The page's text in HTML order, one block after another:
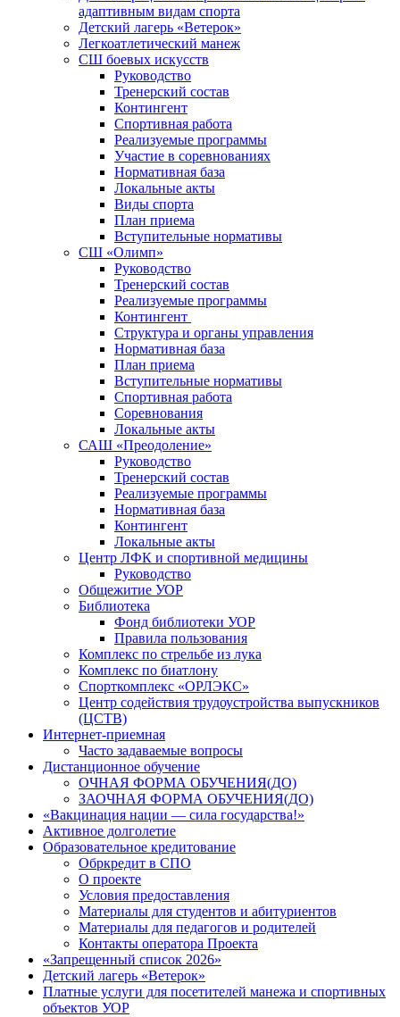
адаптивным видам спорта
Детский лагерь «Ветерок»
Легкоатлетический манеж
СШ боевых искусств
Руководство
Тренерский состав
Контингент
Спортивная работа
Реализуемые программы
Участие в соревнованиях
Нормативная база
Локальные акты
Виды спорта
План приема
Вступительные нормативы
СШ «Олимп»
Руководство
Тренерский состав
Реализуемые программы
Контингент
Структура и органы управления
Нормативная база
План приема
Вступительные нормативы
Спортивная работа
Соревнования
Локальные акты
САШ «Преодоление»
Руководство
Тренерский состав
Реализуемые программы
Нормативная база
Контингент
Локальные акты
Центр ЛФК и спортивной медицины
Руководство
Общежитие УОР
Библиотека
Фонд библиотеки УОР
Правила пользования
Комплекс по стрельбе из лука
Комплекс по биатлону
Спорткомплекс «ОРЛЭКС»
Центр содействия трудоустройства выпускников
(ЦСТВ)
Интернет-приемная
Часто задаваемые вопросы
Дистанционное обучение
ОЧНАЯ ФОРМА ОБУЧЕНИЯ(ДО)
ЗАОЧНАЯ ФОРМА ОБУЧЕНИЯ(ДО)
«Вакцинация нации — сила государства!»
Активное долголетие
Образовательное кредитование
Обркредит в СПО
О проекте
Условия предоставления
Материалы для студентов и абитуриентов
Материалы для педагогов и родителей
Контакты оператора Проекта
«Запрещенный список 2026»
Детский лагерь «Ветерок»
Платные услуги для посетителей манежа и спортивных
объектов УОР